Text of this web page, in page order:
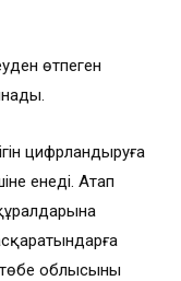
өтпеген
цифрландыруға
енеді. Атап
облысының